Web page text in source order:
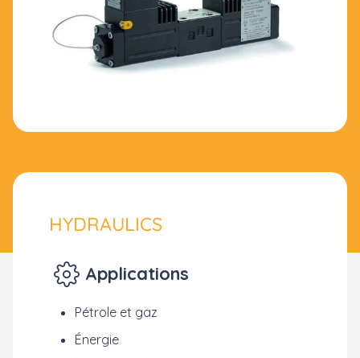
HYDRAULICS
Applications
Pétrole et gaz
Énergie